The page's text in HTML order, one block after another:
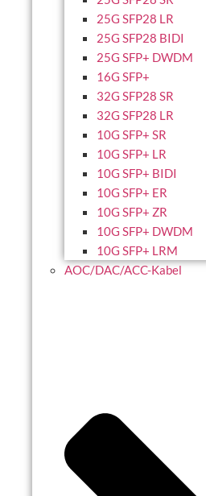
25G SFP28 LR
25G SFP28 BIDI
25G SFP+ DWDM
16G SFP+
32G SFP28 SR
32G SFP28 LR
10G SFP+ SR
10G SFP+ LR
10G SFP+ BIDI
10G SFP+ ER
10G SFP+ ZR
10G SFP+ DWDM
10G SFP+ LRM
AOC/DAC/ACC-Kabel